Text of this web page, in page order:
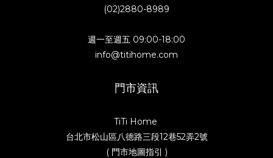
(02)2880-8989
週一至週五 09:00-18:00
info@titihome.com
門市資訊
TiTi Home
台北市松山區八德路三段12巷52弄2號
( 門市地圖指引 )